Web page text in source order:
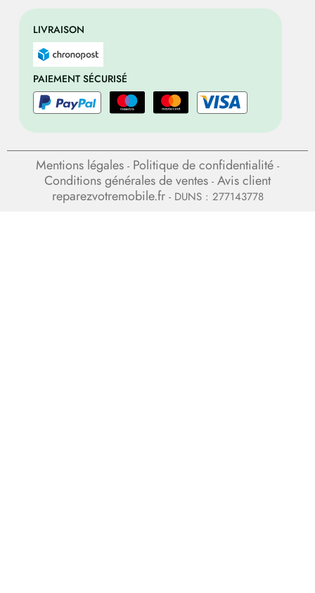
LIVRAISON
PAIEMENT SÉCURISÉ
Mentions légales - Politique de confidentialité -
Conditions générales de ventes - Avis client
reparezvotremobile.fr- DUNS : 277143778